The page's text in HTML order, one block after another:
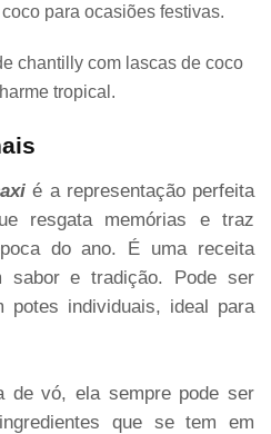
para ocasiões festivas.
chantilly com lascas de coco
tropical.
é a representação perfeita
resgata memórias e traz
do ano. É uma receita
sabor e tradição. Pode ser
individuais, ideal para
de vó, ela sempre pode ser
que se tem em